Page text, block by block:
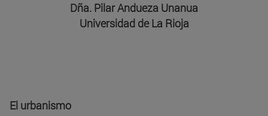
Dña. Pilar Andueza Unanua
Universidad de La Rioja
El urbanismo